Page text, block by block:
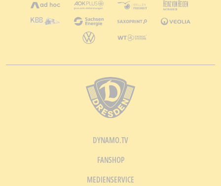
DYNAMO.TV
FANSHOP
MEDIENSERVICE